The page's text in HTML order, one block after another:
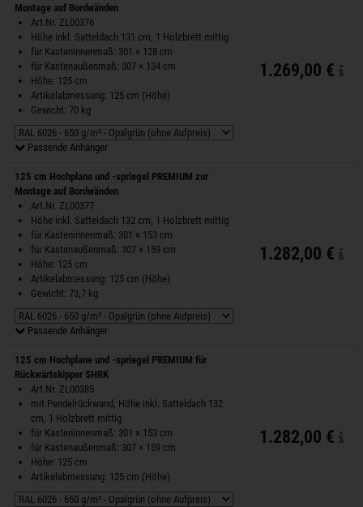
Montage auf Bordwänden
Art.Nr. ZL00376
Höhe inkl. Satteldach 131 cm, 1 Holzbrett mittig
für Kasteninnenmaß: 301 × 128 cm
für Kastenaußenmaß: 307 × 134 cm
Höhe: 125 cm
Artikelabmessung: 125 cm (Höhe)
Gewicht: 70 kg
Passende Anhänger
1.269,00 €
125 cm Hochplane und -spriegel PREMIUM zur
Montage auf Bordwänden
Art.Nr. ZL00377
Höhe inkl. Satteldach 132 cm, 1 Holzbrett mittig
für Kasteninnenmaß: 301 × 153 cm
für Kastenaußenmaß: 307 × 159 cm
Höhe: 125 cm
Artikelabmessung: 125 cm (Höhe)
Gewicht: 73,7 kg
Passende Anhänger
1.282,00 €
125 cm Hochplane und -spriegel PREMIUM für
Rückwärtskipper SHRK
Art.Nr. ZL00385
mit Pendelrückwand, Höhe inkl. Satteldach 132
cm, 1 Holzbrett mittig
für Kasteninnenmaß: 301 × 153 cm
für Kastenaußenmaß: 307 × 159 cm
Höhe: 125 cm
Artikelabmessung: 125 cm (Höhe)
1.282,00 €